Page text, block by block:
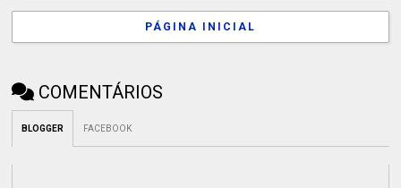
PÁGINA INICIAL
COMENTÁRIOS
BLOGGER FACEBOOK